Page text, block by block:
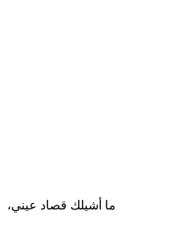
،ما أشيلك قصاد عيني